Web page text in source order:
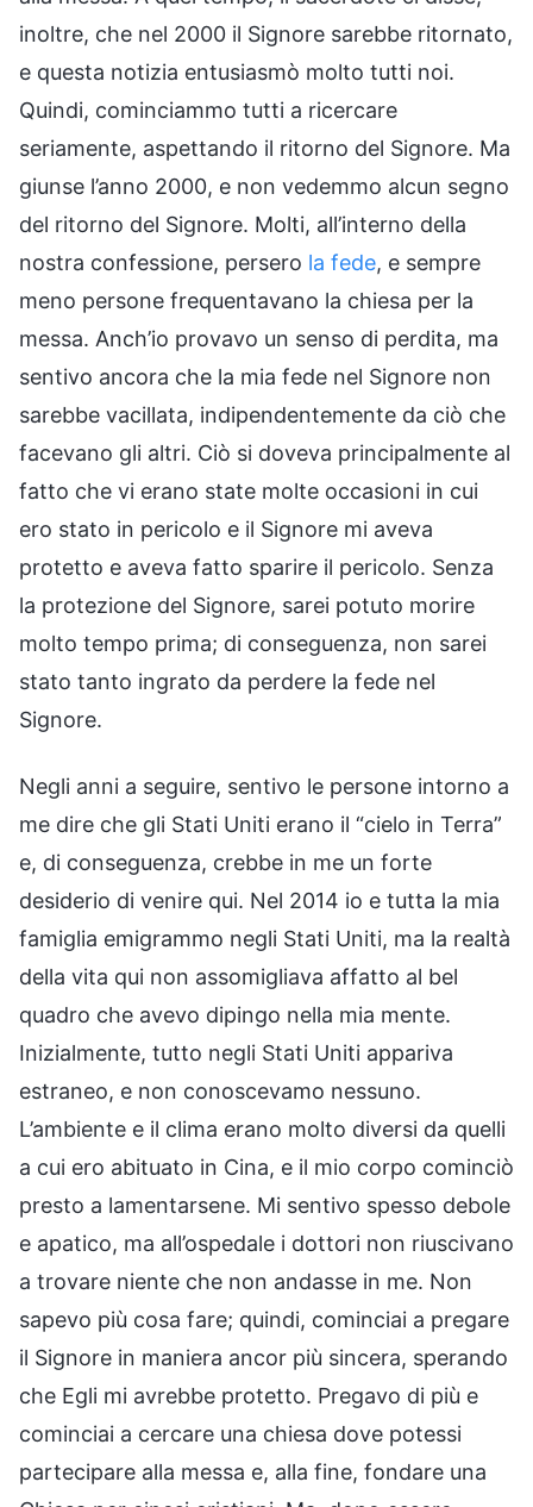
inoltre, che nel 2000 il Signore sarebbe ritornato,
e questa notizia entusiasmò molto tutti noi.
Quindi, cominciammo tutti a ricercare
seriamente, aspettando il ritorno del Signore. Ma
giunse l’anno 2000, e non vedemmo alcun segno
del ritorno del Signore. Molti, all’interno della
nostra confessione, persero la fede, e sempre
meno persone frequentavano la chiesa per la
messa. Anch’io provavo un senso di perdita, ma
sentivo ancora che la mia fede nel Signore non
sarebbe vacillata, indipendentemente da ciò che
facevano gli altri. Ciò si doveva principalmente al
fatto che vi erano state molte occasioni in cui
ero stato in pericolo e il Signore mi aveva
protetto e aveva fatto sparire il pericolo. Senza
la protezione del Signore, sarei potuto morire
molto tempo prima; di conseguenza, non sarei
stato tanto ingrato da perdere la fede nel
Signore.
Negli anni a seguire, sentivo le persone intorno a
me dire che gli Stati Uniti erano il “cielo in Terra”
e, di conseguenza, crebbe in me un forte
desiderio di venire qui. Nel 2014 io e tutta la mia
famiglia emigrammo negli Stati Uniti, ma la realtà
della vita qui non assomigliava affatto al bel
quadro che avevo dipingo nella mia mente.
Inizialmente, tutto negli Stati Uniti appariva
estraneo, e non conoscevamo nessuno.
L’ambiente e il clima erano molto diversi da quelli
a cui ero abituato in Cina, e il mio corpo cominciò
presto a lamentarsene. Mi sentivo spesso debole
e apatico, ma all’ospedale i dottori non riuscivano
a trovare niente che non andasse in me. Non
sapevo più cosa fare; quindi, cominciai a pregare
il Signore in maniera ancor più sincera, sperando
che Egli mi avrebbe protetto. Pregavo di più e
cominciai a cercare una chiesa dove potessi
partecipare alla messa e, alla fine, fondare una